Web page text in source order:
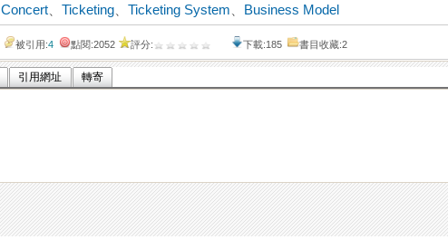
Concert 、Ticketing 、Ticketing System
Business Model
被引用:4 點閱:2052 評分: 下載:185 書目收藏:2
引用網址 轉寄